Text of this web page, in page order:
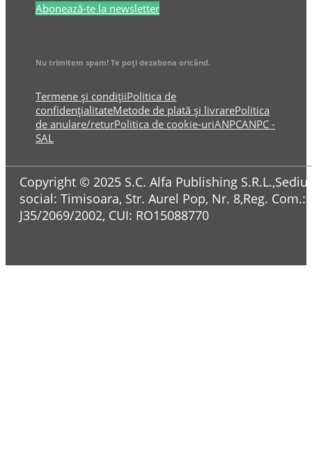
Abonează-te la newsletter
Nu trimitem spam! Te poți dezabona oricând.
Termene și condițiiPolitica de
confidențialitateMetode de plată și livrarePolitica
de anulare/returPolitica de cookie-uriANPCANPC -
SAL
Copyright © 2025 S.C. Alfa Publishing S.R.L.,Sediul
social: Timisoara, Str. Aurel Pop, Nr. 8,Reg. Com.:
J35/2069/2002, CUI: RO15088770